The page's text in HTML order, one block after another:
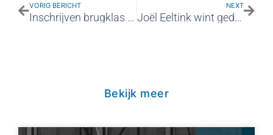
VORIG BERICHT
Inschrijven brugklas 2023-2024
NEXT
Joël Eeltink wint gedichtenwedstrijd Dichter bij 4/5 mei
Bekijk meer